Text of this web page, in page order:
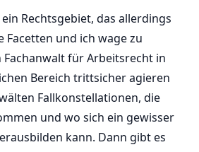
Rechtsgebiet, das allerdings
Facetten und ich wage zu
Fachanwalt für Arbeitsrecht in
Bereich trittsicher agieren
Fallkonstellationen, die
und wo sich ein gewisser
kann. Dann gibt es